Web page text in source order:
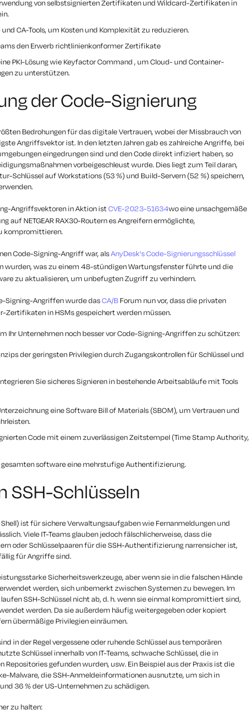
von selbstsignierten Zertifikaten und Wildcard-Zertifikaten in
und CA-Tools, um Kosten und Komplexität zu reduzieren.
den Erwerb richtlinienkonformer Zertifikate
PKI-Lösung wie Keyfactor Command , um Cloud- und Container-
zu unterstützen.
der Code-Signierung
Bedrohungen für das digitale Vertrauen, wobei der Missbrauch von
Angriffsvektor ist. In den letzten Jahren gab es zahlreiche Angriffe, bei
eingedrungen sind und den Code direkt infiziert haben, so
vorbeigeschleust wurde. Dies liegt zum Teil daran,
Schlüssel auf Workstations (53 %) und Build-Servern (52 %) speichern,
Angriffsvektoren in Aktion istCVE-2023-51634wo eine unsachgemäße
auf NETGEAR RAX30-Routern es Angreifern ermöglichte,
kompromittieren.
Code-Signing-Angriff war, alsAnyDesk's Code-Signierungsschlüssel
wurden, was zu einem 48-stündigen Wartungsfenster führte und die
zu aktualisieren, um unbefugten Zugriff zu verhindern.
Signing-Angriffen wurde dasCA/B Forum nun vor, dass die privaten
Zertifikaten in HSMs gespeichert werden müssen.
Ihr Unternehmen noch besser vor Code-Signing-Angriffen zu schützen:
der geringsten Privilegien durch Zugangskontrollen für Schlüssel und
Sie sicheres Signieren in bestehende Arbeitsabläufe mit Tools
eine Software Bill of Materials (SBOM), um Vertrauen und
Code mit einem zuverlässigen Zeitstempel (Time Stamp Authority,
gesamten software eine mehrstufige Authentifizierung.
SSH-Schlüsseln
Shell) ist für sichere Verwaltungsaufgaben wie Fernanmeldungen und
Viele IT-Teams glauben jedoch fälschlicherweise, dass die
oder Schlüsselpaaren für die SSH-Authentifizierung narrensicher ist,
für Angriffe sind.
Sicherheitswerkzeuge, aber wenn sie in die falschen Hände
werden, sich unbemerkt zwischen Systemen zu bewegen. Im
SSH-Schlüssel nicht ab, d. h. wenn sie einmal kompromittiert sind,
werden. Da sie außerdem häufig weitergegeben oder kopiert
übermäßige Privilegien einräumen.
in der Regel vergessene oder ruhende Schlüssel aus temporären
Schlüssel innerhalb von IT-Teams, schwache Schlüssel, die in
Repositories gefunden wurden, usw. Ein Beispiel aus der Praxis ist die
Malware, die SSH-Anmeldeinformationen ausnutzte, um sich in
36 % der US-Unternehmen zu schädigen.
zu halten: